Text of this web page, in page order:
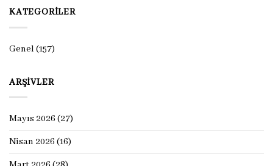
KATEGORILER
Genel(157)
ARŞIVLER
Mayıs 2026 (27)
Nisan 2026 (16)